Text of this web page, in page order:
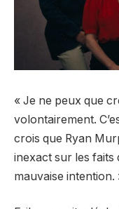
« Je ne peux que
volontairement.
crois que Ryan
inexact sur les faits
mauvaise intention.